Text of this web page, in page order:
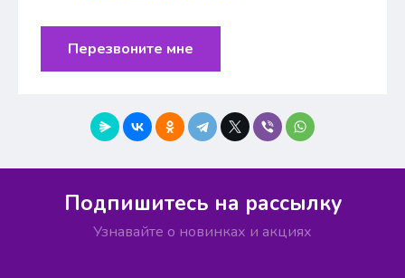
Перезвоните мне
Подпишитесь на рассылку
Узнавайте о новинках и акциях